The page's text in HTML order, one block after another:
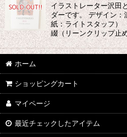
イラストレーター沢田
ダーです。 デザイン
紙：ライトスタッフ
綴（リーンクリップ止
ホーム
ショッピングカート
マイページ
最近チェックしたアイテム